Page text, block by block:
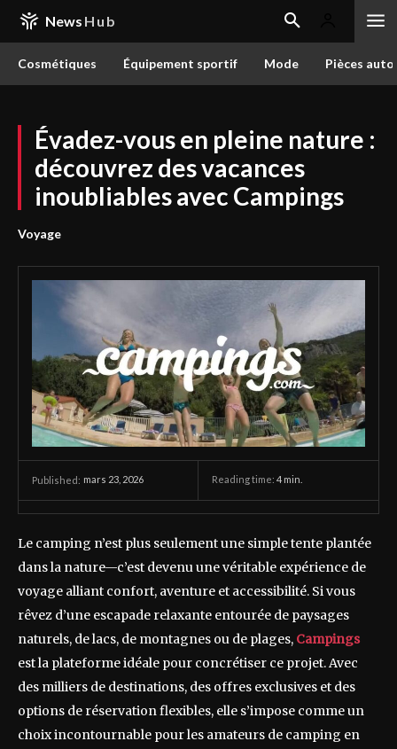
News Hub
Cosmétiques Équipement sportif Mode Pièces
Évadez-vous en pleine nature :
découvrez des vacances
inoubliables avec Campings
Voyage
Published: mars 23, 2026 Reading time: 4 min.
Le camping n’est plus seulement une simple tente plantée
dans la nature—c’est devenu une véritable expérience de
voyage alliant confort, aventure et accessibilité. Si vous
rêvez d’une escapade relaxante entourée de paysages
naturels, de lacs, de montagnes ou de plages, Campings
est la plateforme idéale pour concrétiser ce projet. Avec
des milliers de destinations, des offres exclusives et des
options de réservation flexibles, elle s’impose comme un
choix incontournable pour les amateurs de camping en